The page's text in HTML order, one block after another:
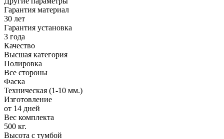
Гарантия материал
30 лет
Гарантия установка
3 года
Качество
Высшая категория
Полировка
Все стороны
Фаска
Техническая (1-10 мм.)
Изготовление
от 14 дней
Вес комплекта
500 кг.
Высота с тумбой